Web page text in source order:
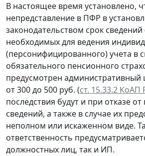
В настоящее время установлено,
непредставление в ПФР в
законодательством срок
необходимых для ведения
(персонифицированного) учета в
обязательного пенсионного
предусмотрен
от 300 до 500 руб. (ст. 15.33.2 КоАП
последствия будут и при отказе
сведений, а также в случае их
неполном или искаженном виде.
ответственность
должностных лиц, так и ИП.